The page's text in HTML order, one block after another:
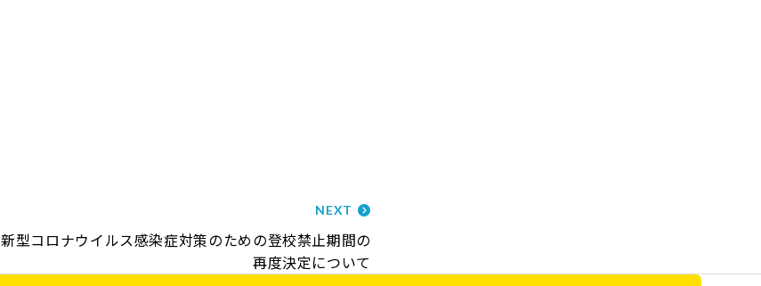
NEXT
新型コロナウイルス感染症対策のための登校禁止期間の
再度決定について